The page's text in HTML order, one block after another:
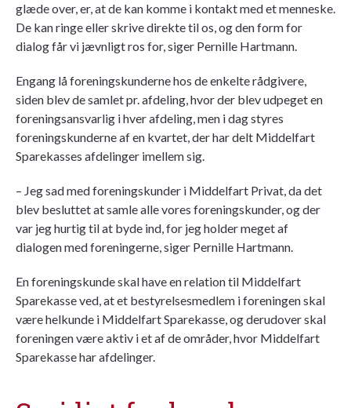
glæde over, er, at de kan komme i kontakt med et menneske.
De kan ringe eller skrive direkte til os, og den form for
dialog får vi jævnligt ros for, siger Pernille Hartmann.
Engang lå foreningskunderne hos de enkelte rådgivere,
siden blev de samlet pr. afdeling, hvor der blev udpeget en
foreningsansvarlig i hver afdeling, men i dag styres
foreningskunderne af en kvartet, der har delt Middelfart
Sparekasses afdelinger imellem sig.
– Jeg sad med foreningskunder i Middelfart Privat, da det
blev besluttet at samle alle vores foreningskunder, og der
var jeg hurtig til at byde ind, for jeg holder meget af
dialogen med foreningerne, siger Pernille Hartmann.
En foreningskunde skal have en relation til Middelfart
Sparekasse ved, at et bestyrelsesmedlem i foreningen skal
værehelkunde i Middelfart Sparekasse, og derudover skal
foreningen være aktiv i et af de områder, hvor Middelfart
Sparekasse har afdelinger.